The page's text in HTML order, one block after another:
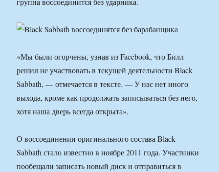
«Мы были огорчены, узнав из Facebook, что Билл
решил не участвовать в текущей деятельности Black
Sabbath, — отмечается в тексте. — У нас нет иного
выхода, кроме как продолжать записываться без него,
хотя наша дверь всегда открыта».
О воссоединении оригинального состава Black
Sabbath стало известно в ноябре 2011 года. Участники
пообещали записать новый диск и отправиться в